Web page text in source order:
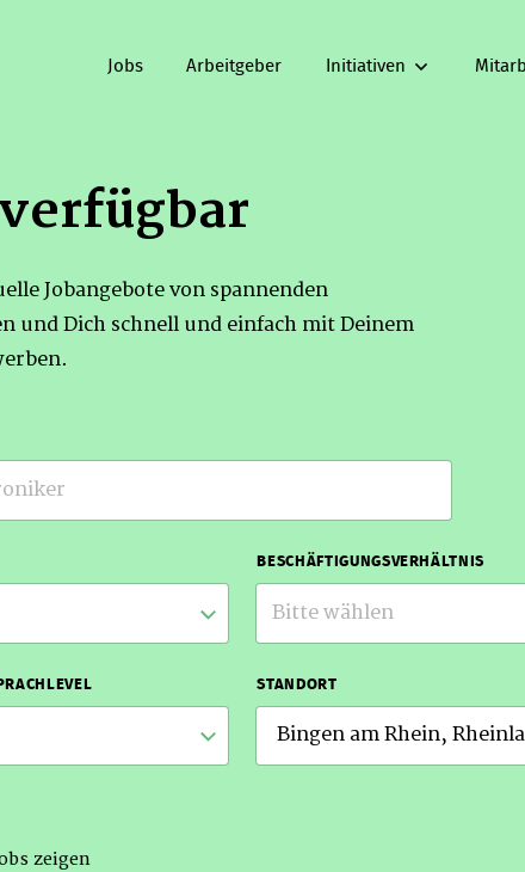
Jobs Arbeitgeber Initiativen
verfügbar
Jobangebote von spannenden
und Dich schnell und einfach mit Deinem
BESCHÄFTIGUNGSVERHÄLTNIS
Bitte wählen
STANDORT
zeigen